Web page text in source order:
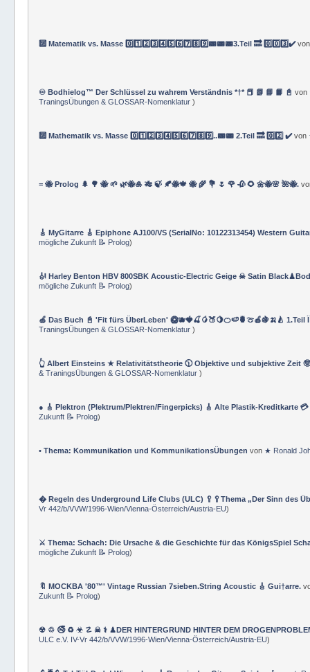
🔟 Matematik vs. Masse 0️⃣1️⃣2️⃣3️⃣4️⃣5️⃣6️⃣7️⃣8️⃣9️⃣📟📟📟3.Teil 🔜 0️⃣0️⃣3️⃣✔️
♾️ Bodhielog™ Der Schlüssel zu wahrem Verständnis *†* 📕 📗 📘 📙 📓von
TraningsÜbungen & GLOSSAR-Nomenklatur)
🔟 Mathematik vs. Masse 0️⃣1️⃣2️⃣3️⃣4️⃣5️⃣6️⃣7️⃣8️⃣9️⃣..📟📟 2.Teil 🔜 0️⃣2️⃣ ✔️von
= 🐝 Prolog 🌲 🌳 🐝 🌱 🌿🐝🎍 🎋 🍃 🍂🐝🍁 🐝 🌾 💐 🌷 🌹 🥀 🌻 🌼🐝🌸 🌺🐝.
🎸 MyGitarre 🎸 Epiphone AJ100/VS (SerialNo: 10122313454) Western
mögliche Zukunft 📝 Prolog)
🎻 Harley Benton HBV 800SBK Acoustic-Electric Geige ☠ Satin
mögliche Zukunft 📝 Prolog)
🍏 Das Buch 📓 'Fit fürs ÜberLeben' 🥝🫐🍓🍒🥭🍑🍋🍊🍉🍍🍈🍎🍇🍌🍐 1.Teil
TraningsÜbungen & GLOSSAR-Nomenklatur)
👆 Albert Einsteins ★ Relativitätstheorie 🕦 Objektive und subjektive Zeit
& TraningsÜbungen & GLOSSAR-Nomenklatur)
● 🎸 Plektron (Plektrum/Plektren/Fingerpicks) 🎸 Alte Plastik-Kreditkarte
Zukunft 📝 Prolog)
• Thema: Kommunikation und KommunikationsÜbungen von ★ Ronald
� Regeln des Underground Life Clubs (ULC) 🥄🥄Thema „Der Sinn des
Vr 442/b/VVW/1996-Wien/Vienna-Österreich/Austria-EU)
⚔ Thema: Schach: Die Ursache & die Geschichte für das KönigsSpiel
mögliche Zukunft 📝 Prolog)
🔖 MOCKBA '80™' Vintage Russian 7sieben.String Acoustic 🎸 Gui†arre.
Zukunft 📝 Prolog)
☢ ♲ 🚭 ♻ ☣ ☡ ☠ ⚕ ♟DER HINTERGRUND HINTER DEM
ULC e.V. IV-Vr 442/b/VVW/1996-Wien/Vienna-Österreich/Austria-EU)